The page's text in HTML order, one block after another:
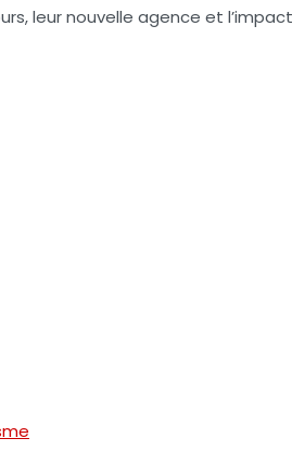
leur nouvelle agence et l’impact